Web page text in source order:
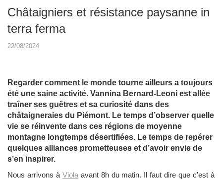
Châtaigniers et résistance paysanne in
terra ferma
22/08/2024
Regarder comment le monde tourne ailleurs a toujours
été une saine activité. Vannina Bernard-Leoni est allée
traîner ses guêtres et sa curiosité dans des
châtaigneraies du Piémont. Le temps d’observer quelle
vie se réinvente dans ces régions de moyenne
montagne longtemps désertifiées. Le temps de repérer
quelques alliances prometteuses et d’avoir envie de
s’en inspirer.
Nous arrivons à Violaavant 8h du matin. Il faut dire que c’est à